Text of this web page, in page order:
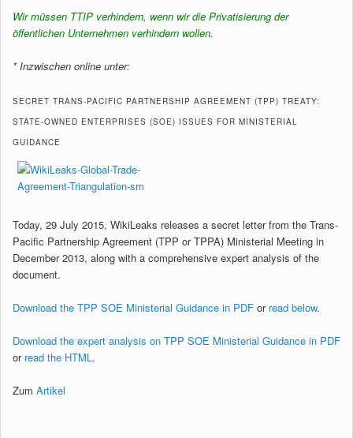
Wir müssen TTIP verhindern, wenn wir die Privatisierung der
öffentlichen Unternehmen verhindern wollen.
* Inzwischen online unter:
SECRET TRANS-PACIFIC PARTNERSHIP AGREEMENT (TPP) TREATY:
STATE-OWNED ENTERPRISES (SOE) ISSUES FOR MINISTERIAL
GUIDANCE
Today, 29 July 2015, WikiLeaks releases a secret letter from the Trans-
Pacific Partnership Agreement (TPP or TPPA) Ministerial Meeting in
December 2013, along with a comprehensive expert analysis of the
document.
Download the TPP SOE Ministerial Guidance in PDF or read below.
Download the expert analysis on TPP SOE Ministerial Guidance in PDF
or read the HTML .
Zum Artikel